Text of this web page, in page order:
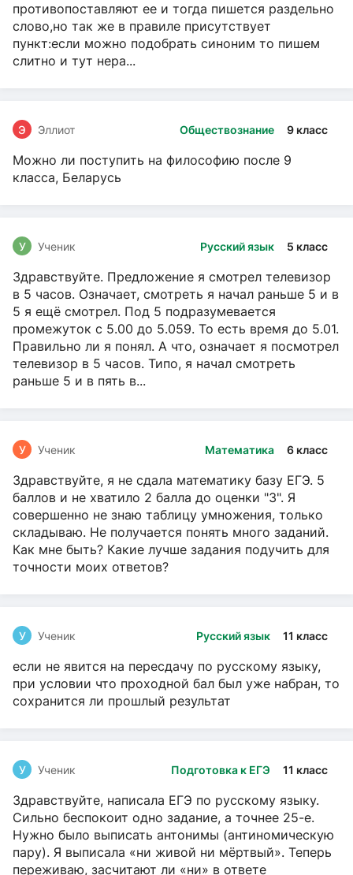
противопоставляют ее и тогда пишется раздельно
слово,но так же в правиле присутствует
пункт:если можно подобрать синоним то пишем
слитно и тут нера...
Обществознание 9 класс
Э Эллиот
Можно ли поступить на философию после 9
класса, Беларусь
Русский язык 5 класс
У Ученик
Здравствуйте. Предложение я смотрел телевизор
в 5 часов. Означает, смотреть я начал раньше 5 и в
5 я ещё смотрел. Под 5 подразумевается
промежуток с 5.00 до 5.059. То есть время до 5.01.
Правильно ли я понял. А что, означает я посмотрел
телевизор в 5 часов. Типо, я начал смотреть
раньше 5 и в пять в...
Математика 6 класс
У Ученик
Здравствуйте, я не сдала математику базу ЕГЭ. 5
баллов и не хватило 2 балла до оценки "3". Я
совершенно не знаю таблицу умножения, только
складываю. Не получается понять много заданий.
Как мне быть? Какие лучше задания подучить для
точности моих ответов?
Русский язык 11 класс
У Ученик
если не явится на пересдачу по русскому языку,
при условии что проходной бал был уже набран, то
сохранится ли прошлый результат
Подготовка к ЕГЭ 11 класс
У Ученик
Здравствуйте, написала ЕГЭ по русскому языку.
Сильно беспокоит одно задание, а точнее 25-е.
Нужно было выписать антонимы (антиномическую
пару). Я выписала «ни живой ни мёртвый». Теперь
переживаю, засчитают ли «ни» в ответе